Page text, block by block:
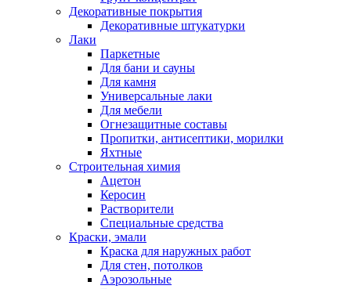
Декоративные покрытия
Декоративные штукатурки
Лаки
Паркетные
Для бани и сауны
Для камня
Универсальные лаки
Для мебели
Огнезащитные составы
Пропитки, антисептики, морилки
Яхтные
Строительная химия
Ацетон
Керосин
Растворители
Специальные средства
Краски, эмали
Краска для наружных работ
Для стен, потолков
Аэрозольные